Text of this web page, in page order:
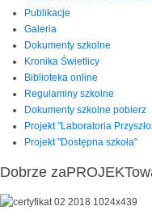
Publikacje
Galeria
Dokumenty szkolne
Kronika Świetlicy
Biblioteka online
Regulaminy szkolne
Dokumenty szkolne pobierz
Projekt "Laboratoria
Projekt "Dostępna szkoła"
Dobrze